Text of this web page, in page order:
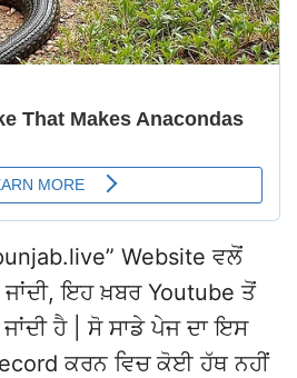
Website ਵਲੋਂ
ਇਹ ਖ਼ਬਰ Youtube ਤੋਂ
ਜਾਂਦੀ ਹੈ | ਸੋ ਸਾਡੇ ਪੇਜ ਦਾ ਇਸ
ਕਰਨ ਵਿਚ ਕੋਈ ਹੱਥ ਨਹੀਂ